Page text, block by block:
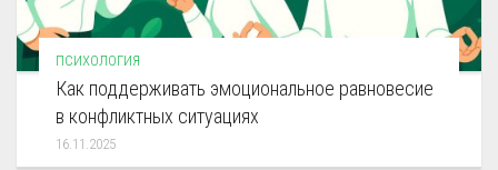
ПСИХОЛОГИЯ
Как поддерживать эмоциональное равновесие
в конфликтных ситуациях
16.11.2025